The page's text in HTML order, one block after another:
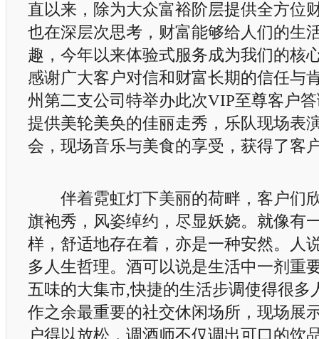
直以来，除为大众富裕阶层提供全方位
也在深层次思考，财富能够给人们的生
趣，今年以来体验式服务成为我们的核
感谢广大客户对信和财富长期的信任与
州第二支公司特举办此次VIP至尊客户
提供美轮美奂的佳丽走秀，乐队现场表
会，现场音乐与美食的享受，获得了客
伴着霓虹灯下美丽的荷畔，客户们
旗袍秀，风姿绰约，尽显妖娆。就像有
样，舒适地存在着，亦是一种安然。人
多人生哲理。酒可以说是生活中一剂重
五味的大集市,快捷的生活步调使得很多
作之余最重要的社交休闲场所，现场展
户得以放松，调酒师不仅调出可口的饮